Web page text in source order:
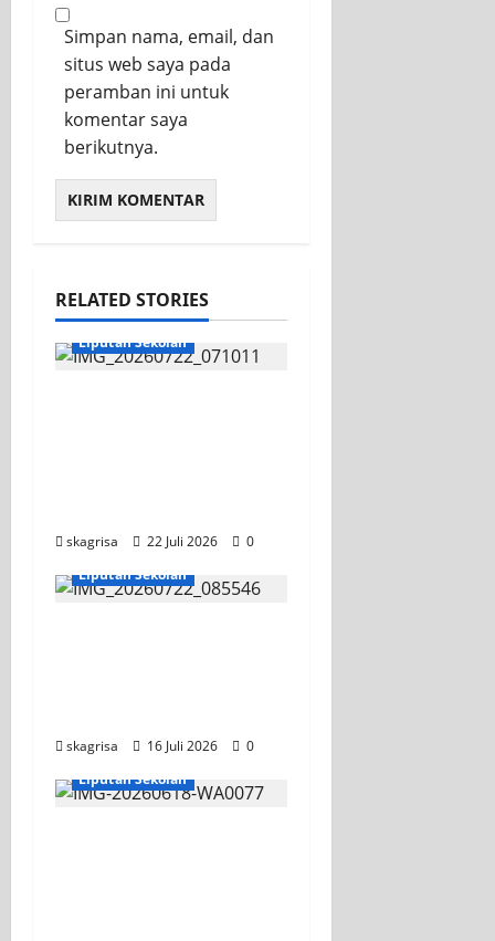
Simpan nama, email, dan
situs web saya pada
peramban ini untuk
komentar saya
berikutnya.
RELATED STORIES
KEGIATAN OSIS
Liputan Sekolah
skagrisa 22 Juli 2026 0
Jurusan TITL
Liputan Sekolah
skagrisa 16 Juli 2026 0
KEGIATAN OSIS
Liputan Sekolah